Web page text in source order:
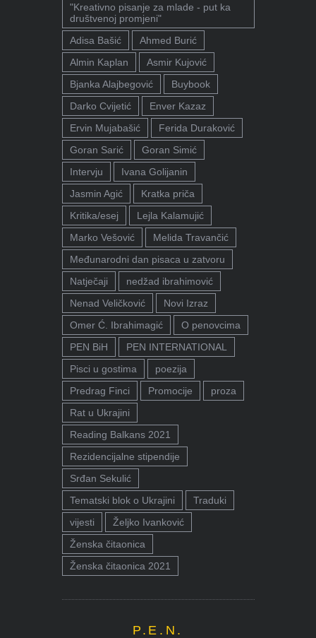
"Kreativno pisanje za mlade - put ka
društvenoj promjeni"
Adisa Bašić
Ahmed Burić
Almin Kaplan
Asmir Kujović
Bjanka Alajbegović
Buybook
Darko Cvijetić
Enver Kazaz
Ervin Mujabašić
Ferida Duraković
Goran Sarić
Goran Simić
Intervju
Ivana Golijanin
Jasmin Agić
Kratka priča
Kritika/esej
Lejla Kalamujić
Marko Vešović
Melida Travančić
Međunarodni dan pisaca u zatvoru
Natječaji
nedžad ibrahimović
Nenad Veličković
Novi Izraz
Omer Ć. Ibrahimagić
O penovcima
PEN BiH
PEN INTERNATIONAL
Pisci u gostima
poezija
Predrag Finci
Promocije
proza
Rat u Ukrajini
Reading Balkans 2021
Rezidencijalne stipendije
Srđan Sekulić
Tematski blok o Ukrajini
Traduki
vijesti
Željko Ivanković
Ženska čitaonica
Ženska čitaonica 2021
P.E.N.